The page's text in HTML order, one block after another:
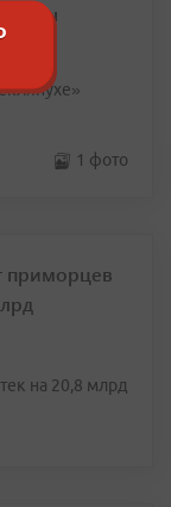
бухты
1 фото
приморцев
на 20,8 млрд